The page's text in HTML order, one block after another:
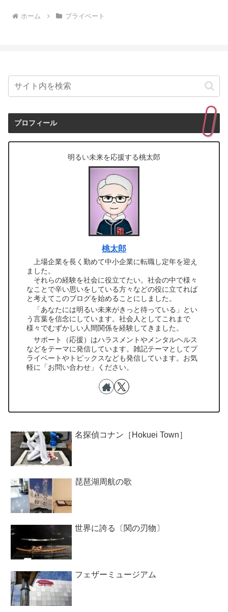
ホーム プライベート
プロフィール
明るい未来を応援する桃太郎
桃太郎
上場企業を長く勤めて中小企業に転職し定年を迎え
ました。
それらの経験を社会に役立てたい。社会の中で様々
なことで辛い思いをしている方々などの役に立てれば
と考えてこのブログを始めることにしました。
「あなたには明るい未来がきっと待っている」とい
う言葉を信念にしています。社会人としてこれまで
様々でむずかしい人間関係を経験してきました。
サポート（応援）はハラスメントやメンタルヘルス
などをテーマに発信しています。雑記テーマとしてプ
ライベートやトピックスなども発信しています。お気
軽に「お問い合わせ」ください。
名探偵コナン［Hokuei Town］
琵琶湖周航の歌
世界に誇る〔関の刃物〕
フェザーミュージアム